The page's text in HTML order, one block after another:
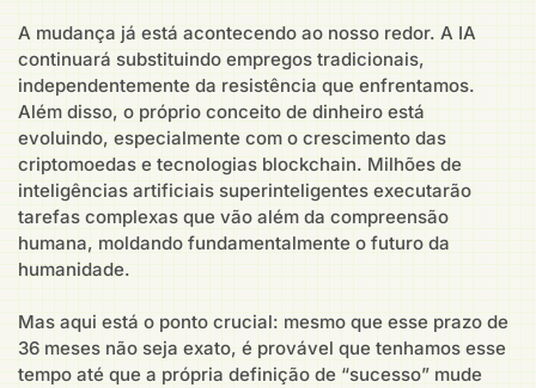
A mudança já está acontecendo ao nosso redor. A IA
continuará substituindo empregos tradicionais,
independentemente da resistência que enfrentamos.
Além disso, o próprio conceito de dinheiro está
evoluindo, especialmente com o crescimento das
criptomoedas e tecnologias blockchain. Milhões de
inteligências artificiais superinteligentes executarão
tarefas complexas que vão além da compreensão
humana, moldando fundamentalmente o futuro da
humanidade.
Mas aqui está o ponto crucial: mesmo que esse prazo de
36 meses não seja exato, é provável que tenhamos esse
tempo até que a própria definição de “sucesso” mude